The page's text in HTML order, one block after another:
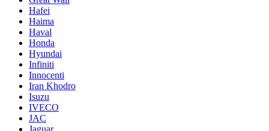
Hafei
Haima
Haval
Honda
Hyundai
Infiniti
Innocenti
Iran Khodro
Isuzu
IVECO
JAC